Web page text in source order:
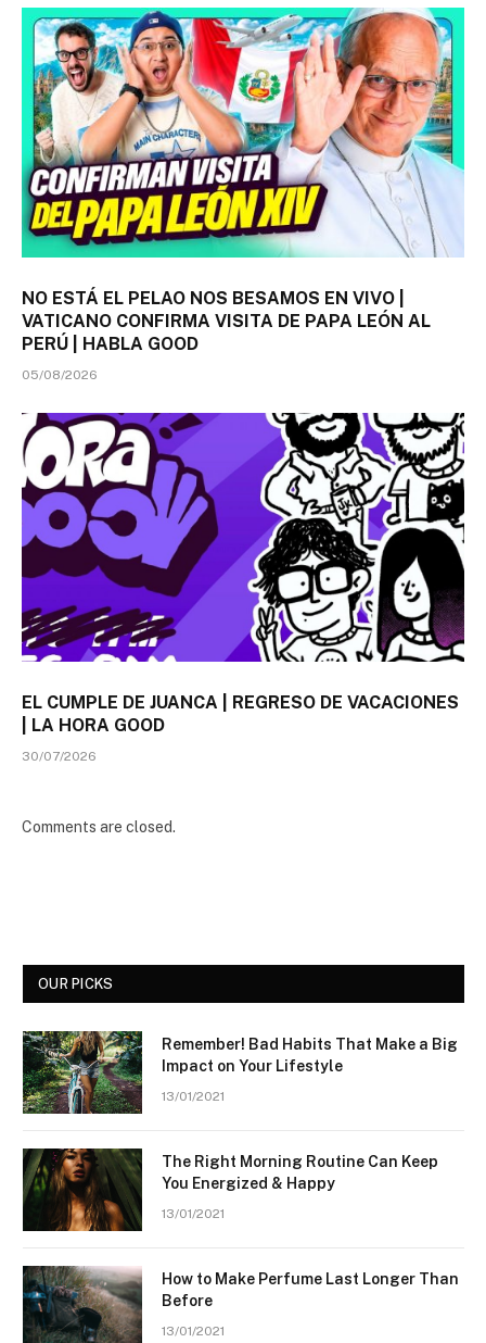
NO ESTÁ EL PELAO NOS BESAMOS EN VIVO |
VATICANO CONFIRMA VISITA DE PAPA LEÓN AL
PERÚ | HABLA GOOD
05/08/2026
EL CUMPLE DE JUANCA | REGRESO DE VACACIONES
| LA HORA GOOD
30/07/2026
Comments are closed.
OUR PICKS
Remember! Bad Habits That Make a Big
Impact on Your Lifestyle
13/01/2021
The Right Morning Routine Can Keep
You Energized & Happy
13/01/2021
How to Make Perfume Last Longer Than
Before
13/01/2021